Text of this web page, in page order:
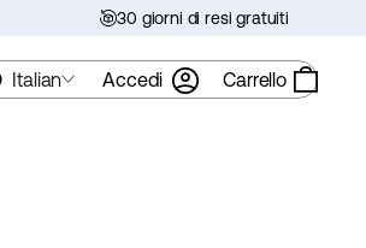
30 giorni di resi gratuiti
Italian Accedi Carrello